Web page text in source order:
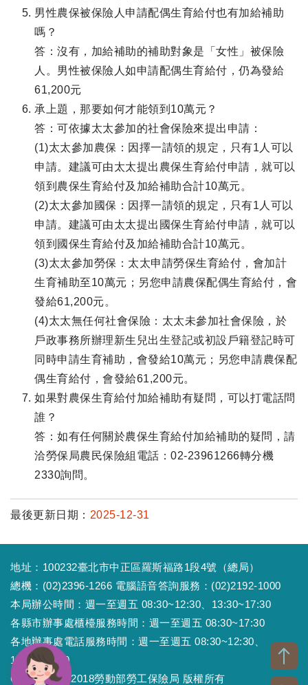
男性農保被保險人申請配偶生育給付也有加給補助
嗎？
答：沒有，加給補助的補助對象是「女性」被保險
人。男性被保險人如申請配偶生育給付，仍為發給
61,200元
承上題，那要如何才能領到10萬元？
答：可依據太太參加的社會保險來提出申請：
(1)太太參加農保：因擇一請領的規定，只有1人可以
申請。建議可由太太提出農保生育給付申請，就可以
領到農保生育給付及加給補助合計10萬元。
(2)太太參加國保：因擇一請領的規定，只有1人可以
申請。建議可由太太提出國保生育給付申請，就可以
領到國保生育給付及加給補助合計10萬元。
(3)太太參加勞保：太太申請勞保生育給付，會加計
生育補助至10萬元；另您申請農保配偶生育給付，會
發給61,200元。
(4)太太無任何社會保險：太太未參加社會保險，於
戶政事務所辦理新生兒出生登記或初設戶籍登記時可
同時申請生育補助，會發給10萬元；另您申請農保配
偶生育給付，會發給61,200元。
如果對農保生育給付加給補助有疑問，可以打電話問
誰？
答：如有任何關於農保生育給付加給補助的疑問，請
洽勞保局農民保險組電話：02-23961266轉分機
2330詢問。
最後更新日期： 2025-12-31
地址：100232臺北市中正區羅斯福路1段4號（總局）
總機：(02)2396-1266 電腦語音答詢服務：(02)2192-1000
本局辦公時間：週一至週五 08:30~12:30、13:30~17:30
各縣市辦事處櫃檯服務時間：週一至週五 08:30~17:30
各地辦事處電話服務時間：週一至週五 08:30~12:30、
13:30~17:30
Copyright © 2018勞動部勞工保險局 版權所有